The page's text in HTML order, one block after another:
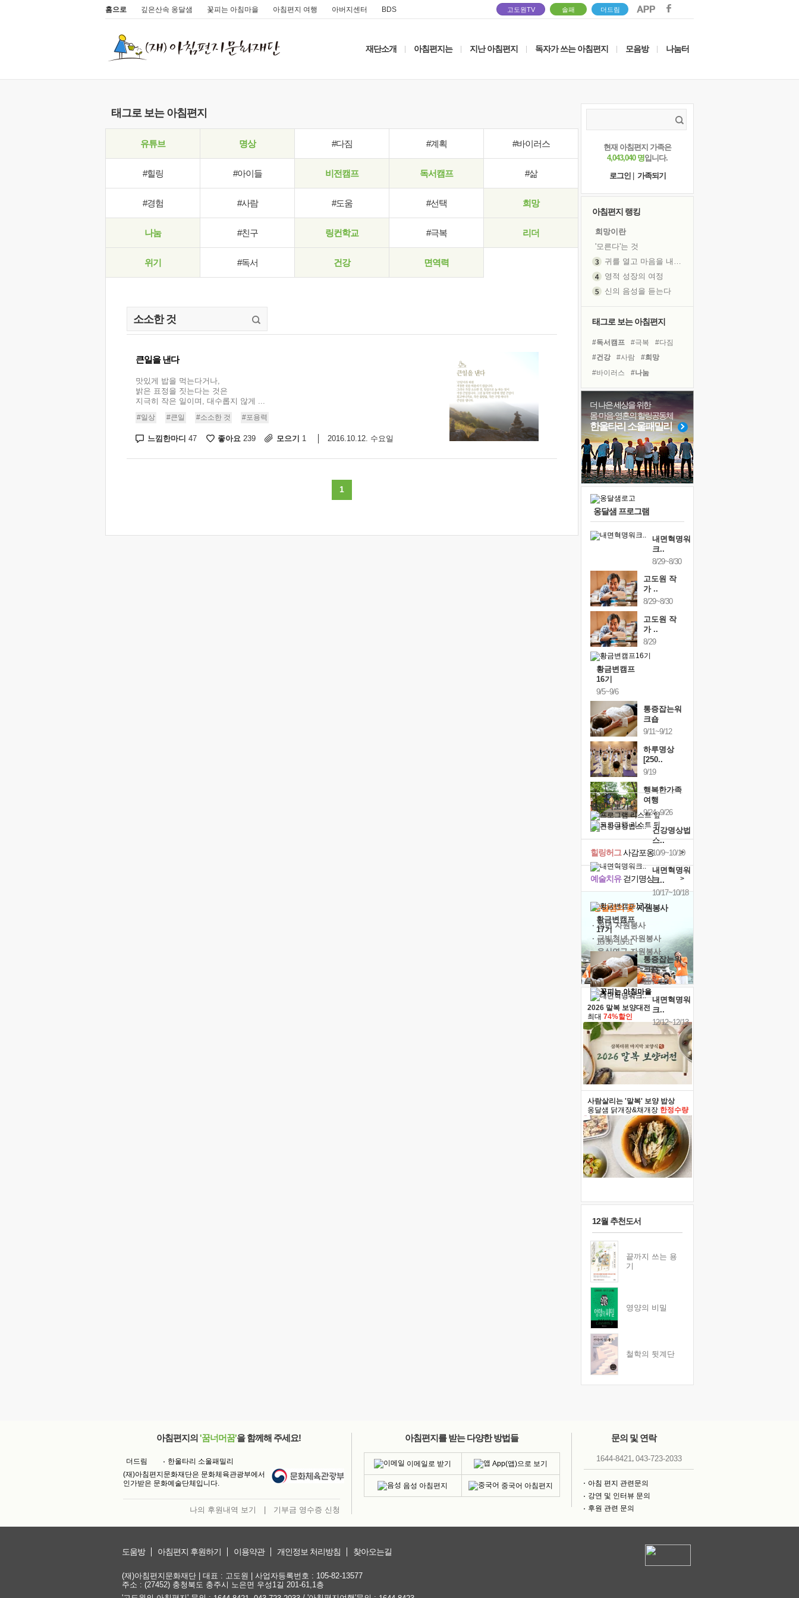
홈으로 깊은산속 옹달샘 꽃피는 아침마을 아침편지 여행 아버지센터 BDS 고도원TV 솔패 더드림
재단소개 아침편지는 지난 아침편지 독자가 쓰는 아침편지 모음방 나눔터
태그로 보는 아침편지
유튜브 명상 #다짐 #계획 #바이러스
#힐링 #아이들 비전캠프 독서캠프 #삶
#경험 #사람 #도움 #선택 희망
나눔 #친구 링컨학교 #극복 리더
위기 #독서 건강 면역력
큰일을 낸다
맛있게 밥을 먹는다거나,
밝은 표정을 짓는다는 것은
지극히 작은 일이며, 대수롭지 않게 ...
#일상 #큰일 #소소한 것 #포용력
느낌한마디 47 좋아요 239 모으기 1 2016.10.12. 수요일
1
현재 아침편지 가족은
4,043,040 명입니다.
로그인
가족되기
아침편지 랭킹
희망이란
'모른다'는 것
귀를 열고 마음을 내어주고
영적 성장의 여정
신의 음성을 듣는다
극과 극의 양 끝단
'말 타는 법'을 먼저
졸업식 사진을 보며
극심한 변비, 어깨결림, 수면 장애
아픈 아버지를 위한 공간 설계
슬럼프
보고 싶은 어머니
유년 시절의 부산 영도 바다
못된 꼰대들
너무 황홀한 꽃들이여!
태그로 보는 아침편지
#독서캠프 #극복
#다짐
#건강
#사람
#희망
#바이러스
#나눔
#명상
#도움
#위기
#경험
#링컨학교
#친구
#리더
#독서
#삶
#아이들
#계획
#선택
#힐링
#유튜브
더 나은 세상을 위한
몸·마음·영혼의 힐링공동체
한울타리 소울패밀리
옹달샘 프로그램
내면혁명워
크..
8/29~8/30
고도원 작
가 ..
8/29~8/30
고도원 작
가 ..
8/29
황금변캠프
16기
9/5~9/6
통증잡는워
크숍
9/11~9/12
하루명상
[250..
9/19
행복한가족
여행
9/24~9/26
건강명상법
스..
10/9~10/10
내면혁명워
크..
10/17~10/18
황금변캠프
17기
10/30~10/31
통증잡는워
크숍
11/7~11/8
내면혁명워
크..
12/12~12/13
캘린더보기+
예술치유걷기명상 >
힐링허그사감포옹 >
'옹달샘의 꽃'자원봉사
· 청년 자원봉사
· 금빛청년 자원봉사
· 음식연구 자원봉사
2026 말복 보양대전
최대 74%할인
사람살리는 '말복' 보양 밥상
옹달샘 닭개장&채개장 한정수량
12월 추천도서
끝까지 쓰는 용
기
영양의 비밀
철학의 뒷계단
아침편지의 '꿈너머꿈'을 함께해 주세요!
더드림
한울타리 소울패밀리
(재)아침편지문화재단은 문화체육관광부에서
인가받은 문화예술단체입니다.
나의 후원내역 보기 기부금 영수증 신청
아침편지를 받는 다양한 방법들
이메일로 받기 App(앱)으로 보기
음성 아침편지 중국어 아침편지
문의 및 연락
1644-8421, 043-723-2033
아침 편지 관련문의
강연 및 인터뷰 문의
후원 관련 문의
도움방 아침편지 후원하기 이용약관 개인정보 처리방침 찾아오는길
(재)아침편지문화재단 | 대표 : 고도원 | 사업자등록번호 : 105-82-13577
주소 : (27452) 충청북도 충주시 노은면 우성1길 201-61,1층